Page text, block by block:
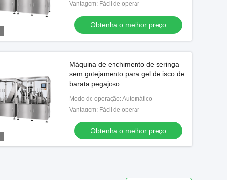
Vantagem: Fácil de operar
Obtenha o melhor preço
Máquina de enchimento de seringa
sem gotejamento para gel de isco de
barata pegajoso
Modo de operação: Automático
Vantagem: Fácil de operar
Obtenha o melhor preço